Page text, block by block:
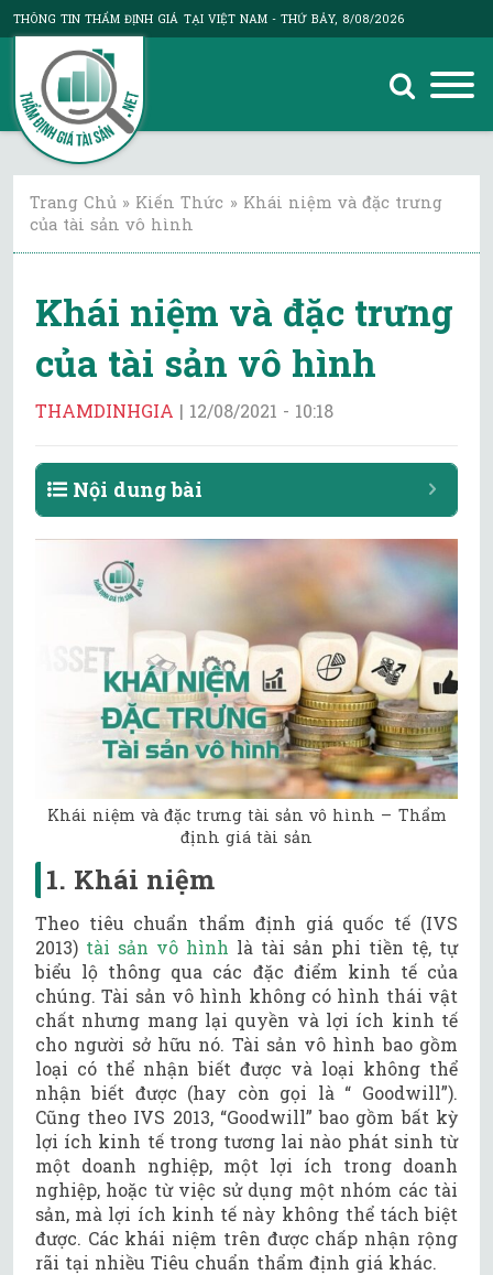
THÔNG TIN THẨM ĐỊNH GIÁ TẠI VIỆT NAM- THỨ BẢY, 8/08/2026
Trang Chủ » Kiến Thức » Khái niệm và đặc trưng
của tài sản vô hình
Khái niệm và đặc trưng
của tài sản vô hình
THAMDINHGIA | 12/08/2021 - 10:18
Nội dung bài
Khái niệm và đặc trưng tài sản vô hình – Thẩm
định giá tài sản
1. Khái niệm
Theo tiêu chuẩn thẩm định giá quốc tế (IVS
2013) tài sản vô hình là tài sản phi tiền tệ, tự
biểu lộ thông qua các đặc điểm kinh tế của
chúng. Tài sản vô hình không có hình thái vật
chất nhưng mang lại quyền và lợi ích kinh tế
cho người sở hữu nó. Tài sản vô hình bao gồm
loại có thể nhận biết được và loại không thể
nhận biết được (hay còn gọi là “ Goodwill”).
Cũng theo IVS 2013, “Goodwill” bao gồm bất kỳ
lợi ích kinh tế trong tương lai nào phát sinh từ
một doanh nghiệp, một lợi ích trong doanh
nghiệp, hoặc từ việc sử dụng một nhóm các tài
sản, mà lợi ích kinh tế này không thể tách biệt
được. Các khái niệm trên được chấp nhận rộng
rãi tại nhiều Tiêu chuẩn thẩm định giá khác.